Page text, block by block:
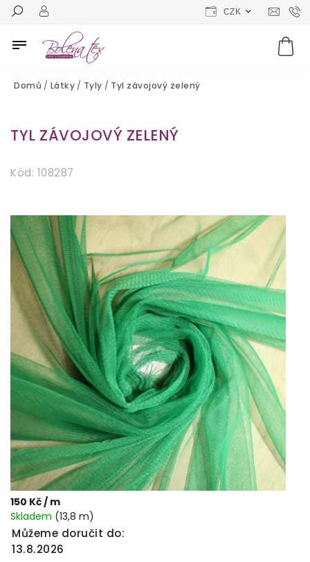
CZK
Domů / Látky / Tyly / Tyl závojový zelený
TYL ZÁVOJOVÝ ZELENÝ
Kód: 108287
150 Kč/ m
Skladem (13,8 m)
Můžeme doručit do:
13.8.2026